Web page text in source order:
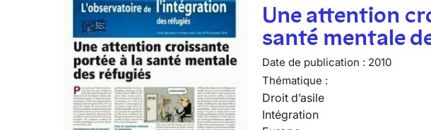
Une attention
santé mentale
Date de publication : 2010
Thématique :
Droit d’asile
Intégration